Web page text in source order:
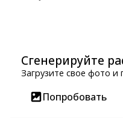
Сгенерируйте
Загрузите свое фото и
Попробовать